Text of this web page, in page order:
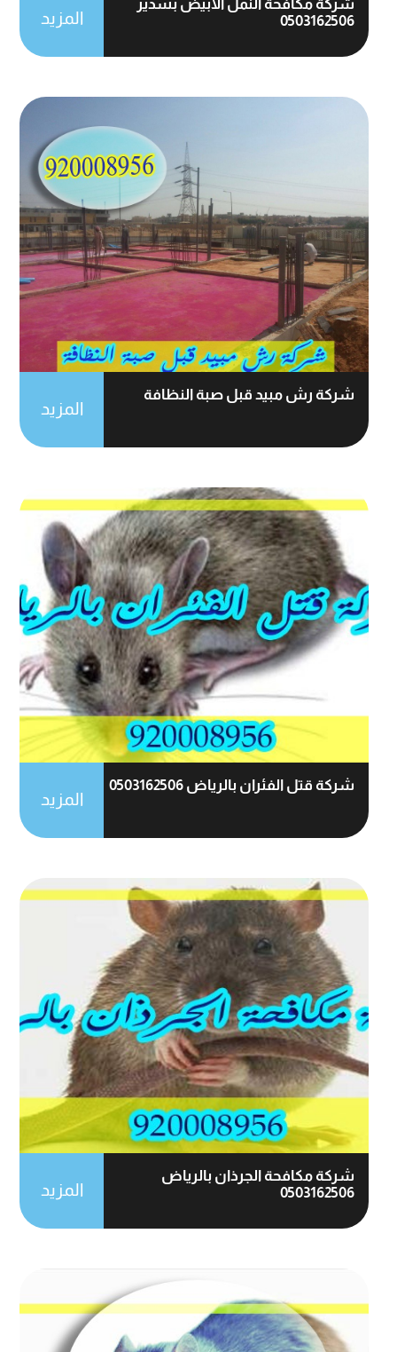
شركة مكافحة النمل الابيض بسدير
0503162506
المزيد
شركة رش مبيد قبل صبة النظافة
المزيد
شركة قتل الفئران بالرياض 0503162506
المزيد
شركة مكافحة الجرذان بالرياض
0503162506
المزيد